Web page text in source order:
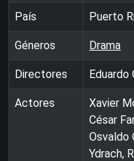
País Puerto
Géneros Drama
Directores Eduardo
Actores
Xavier
César
Osvaldo
Ydrach,